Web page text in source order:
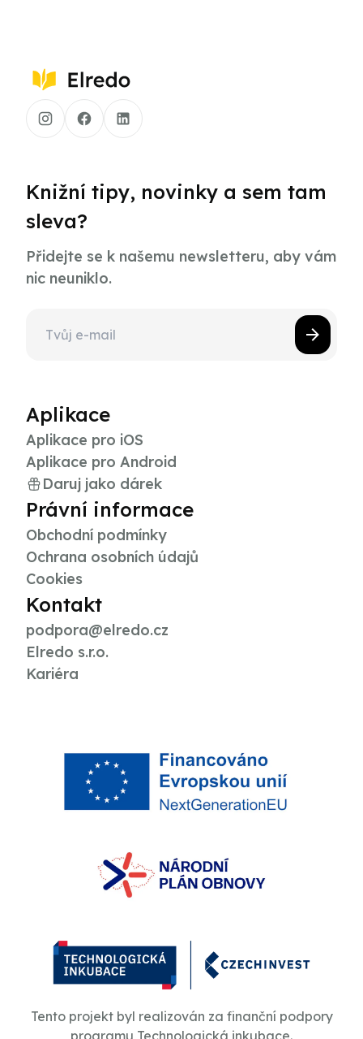
Knižní tipy, novinky a sem tam
sleva?
Přidejte se k našemu newsletteru, aby vám
nic neuniklo.
Aplikace
Aplikace pro iOS
Aplikace pro Android
Daruj jako dárek
Právní informace
Obchodní podmínky
Ochrana osobních údajů
Cookies
Kontakt
podpora@elredo.cz
Elredo s.r.o.
Kariéra
Tento projekt byl realizován za finanční podpory
programu Technologická inkubace.